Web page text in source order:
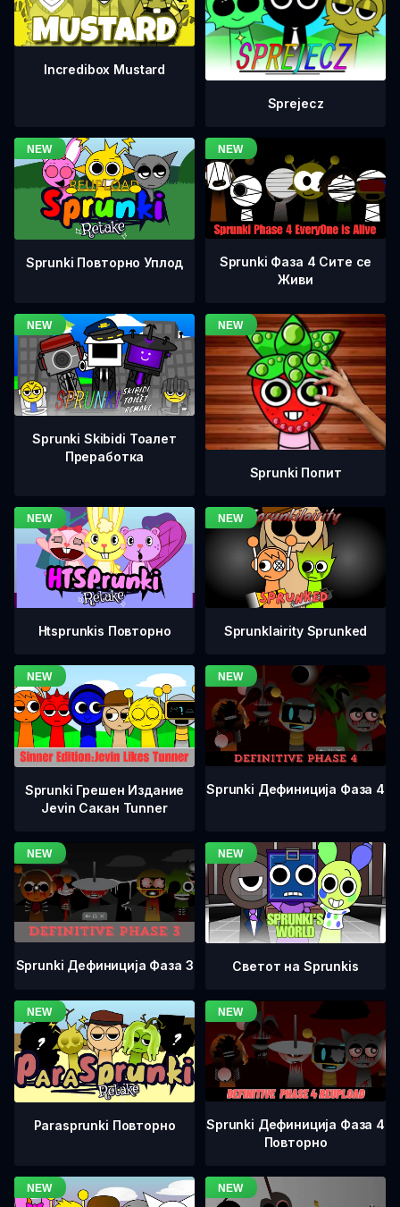
Incredibox Mustard
Sprejecz
Sprunki Повторно Уплод
Sprunki Фаза 4 Сите се
Живи
Sprunki Skibidi Тоалет
Преработка
Sprunki Попит
Htsprunkis Повторно Sprunklairity Sprunked
Sprunki Грешен Издание
Jevin Сакан Tunner
Sprunki Дефиниција Фаза 4
Sprunki Дефиниција Фаза 3 Светот на Sprunkis
Parasprunki Повторно
Sprunki Дефиниција Фаза 4
Повторно